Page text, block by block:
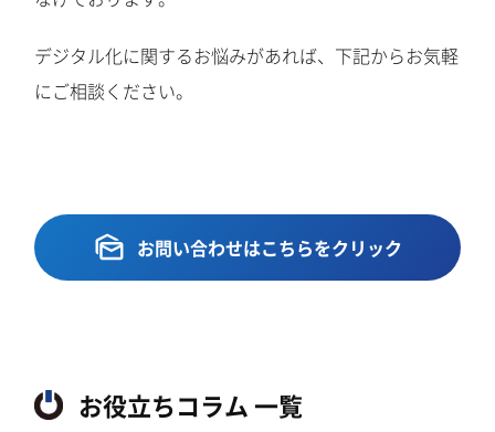
デジタル化に関するお悩みがあれば、下記からお気軽
にご相談ください。
お問い合わせはこちらをクリック
お役立ちコラム 一覧